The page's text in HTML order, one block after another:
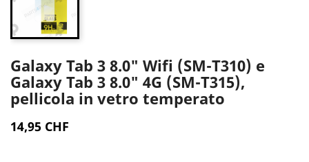
Galaxy Tab 3 8.0" Wifi (SM-T310) e
Galaxy Tab 3 8.0" 4G (SM-T315),
pellicola in vetro temperato
14,95 CHF